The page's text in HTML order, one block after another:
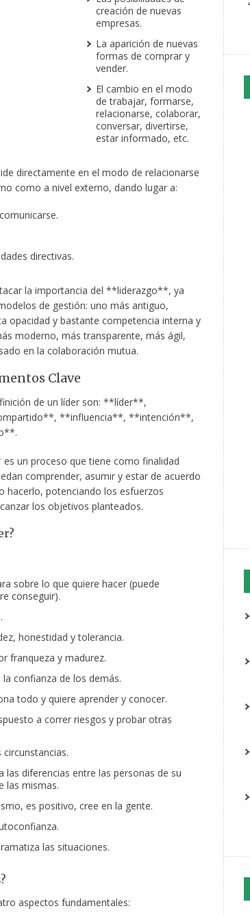
creación de nuevas
empresas.
La aparición de nuevas
formas de comprar y
vender.
El cambio en el modo
de trabajar, formarse,
relacionarse, colaborar,
conversar, divertirse,
estar informado, etc.
directamente en el modo de relacionarse
como a nivel externo, dando lugar a:
directivas.
la importancia del **liderazgo**, ya
de gestión: uno más antiguo,
opacidad y bastante competencia interna y
moderno, más transparente, más ágil,
en la colaboración mutua.
Clave
de un líder son: **líder**,
**influencia**, **intención**,
un proceso que tiene como finalidad
comprender, asumir y estar de acuerdo
hacerlo, potenciando los esfuerzos
los objetivos planteados.
sobre lo que quiere hacer (puede
conseguir).
honestidad y tolerancia.
franqueza y madurez.
confianza de los demás.
todo y quiere aprender y conocer.
a correr riesgos y probar otras
diferencias entre las personas de su
las mismas.
es positivo, cree en la gente.
las situaciones.
aspectos fundamentales: